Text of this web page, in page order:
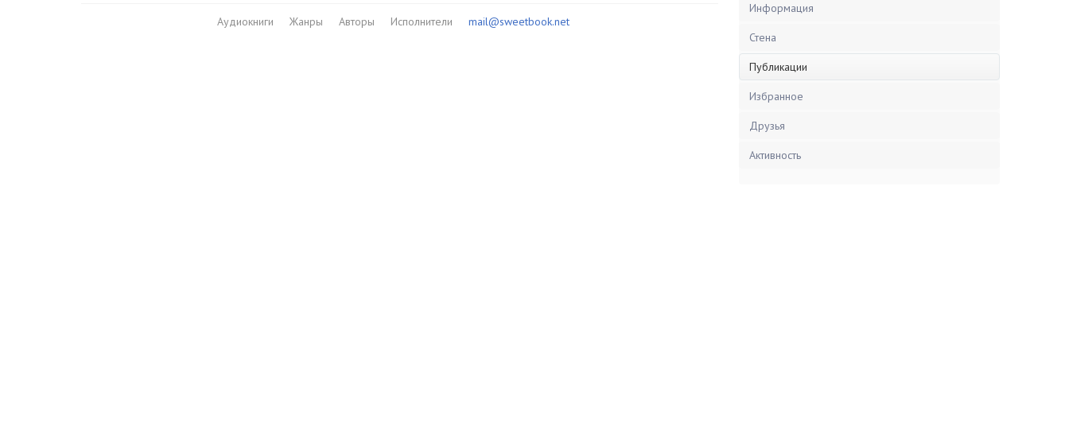
Аудиокниги Жанры Авторы Исполнители mail@sweetbook.net
Информация
Стена
Публикации
Избранное
Друзья
Активность